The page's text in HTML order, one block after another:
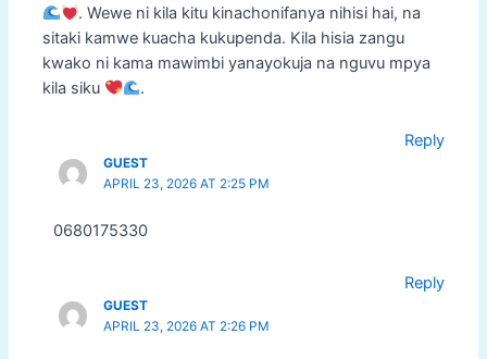
. Wewe ni kila kitu kinachonifanya nihisi hai, na
sitaki kamwe kuacha kukupenda. Kila hisia zangu
kwako ni kama mawimbi yanayokuja na nguvu mpya
kila siku
.
Reply
GUEST
APRIL 23, 2026 AT 2:25 PM
0680175330
Reply
GUEST
APRIL 23, 2026 AT 2:26 PM